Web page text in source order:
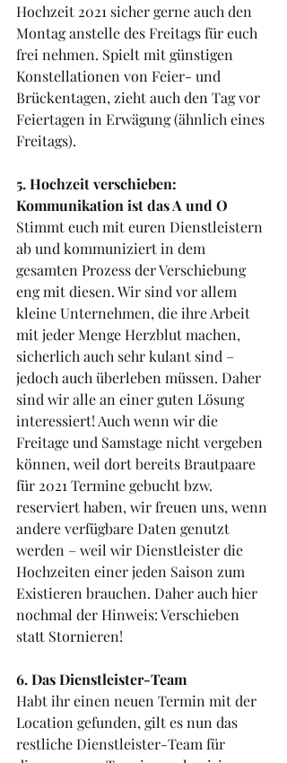
Hochzeit 2021 sicher gerne auch den
Montag anstelle des Freitags für euch
frei nehmen. Spielt mit günstigen
Konstellationen von Feier- und
Brückentagen, zieht auch den Tag vor
Feiertagen in Erwägung (ähnlich eines
Freitags).
5. Hochzeit verschieben:
Kommunikation ist das A und O
Stimmt euch mit euren Dienstleistern
ab und kommuniziert in dem
gesamten Prozess der Verschiebung
eng mit diesen. Wir sind vor allem
kleine Unternehmen, die ihre Arbeit
mit jeder Menge Herzblut machen,
sicherlich auch sehr kulant sind –
jedoch auch überleben müssen. Daher
sind wir alle an einer guten Lösung
interessiert! Auch wenn wir die
Freitage und Samstage nicht vergeben
können, weil dort bereits Brautpaare
für 2021 Termine gebucht bzw.
reserviert haben, wir freuen uns, wenn
andere verfügbare Daten genutzt
werden – weil wir Dienstleister die
Hochzeiten einer jeden Saison zum
Existieren brauchen. Daher auch hier
nochmal der Hinweis: Verschieben
statt Stornieren!
6. Das Dienstleister-Team
Habt ihr einen neuen Termin mit der
Location gefunden, gilt es nun das
restliche Dienstleister-Team für